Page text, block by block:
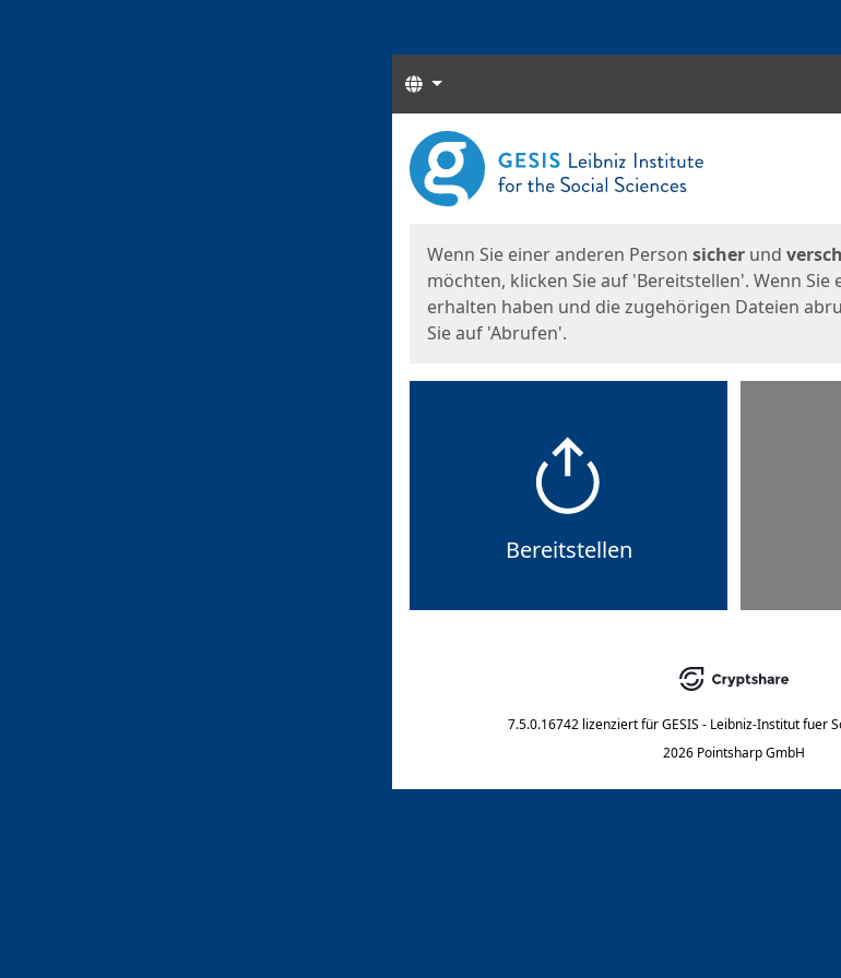
Sprachen
Start
Wenn Sie einer anderen Person sicher und
möchten, klicken Sie auf 'Bereitstellen'. Wenn Sie
erhalten haben und die zugehörigen Dateien
Sie auf 'Abrufen'.
Bereitstellen
7.5.0.16742 lizenziert für GESIS - Leibniz-Institut fuer
2026 Pointsharp GmbH